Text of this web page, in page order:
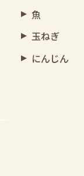
魚
玉ねぎ
にんじん